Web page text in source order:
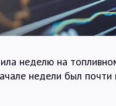
неделю на
недели был